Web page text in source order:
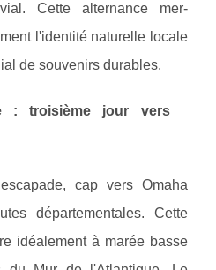
Cette alternance mer-
l'identité naturelle locale
de souvenirs durables.
: troisième jour vers
cap vers Omaha
départementales. Cette
idéalement à marée basse